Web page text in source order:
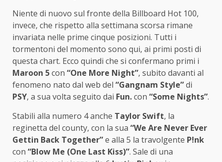
Niente di nuovo sul fronte della Billboard Hot 100,
invece, che rispetto alla settimana scorsa rimane
invariata nelle prime cinque posizioni. Tutti i
tormentoni del momento sono qui, ai primi posti di
questa chart. Ecco quindi che si confermano primi i
Maroon 5con “One More Night”, subito davanti al
fenomeno nato dal web del “Gangnam Style”di
PSY, a sua volta seguito dai Fun.con “Some Nights”.
Stabili alla numero 4 anche Taylor Swift, la
reginetta del county, con la sua “We Are Never Ever
Gettin Back Together”e alla 5 la travolgente P!nk
con “Blow Me (One Last Kiss)”. Sale di una